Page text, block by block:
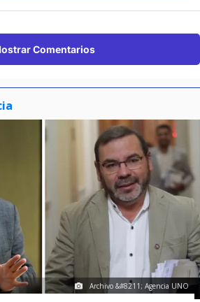
Comentarios
Archivo &#8211; Agencia UNO